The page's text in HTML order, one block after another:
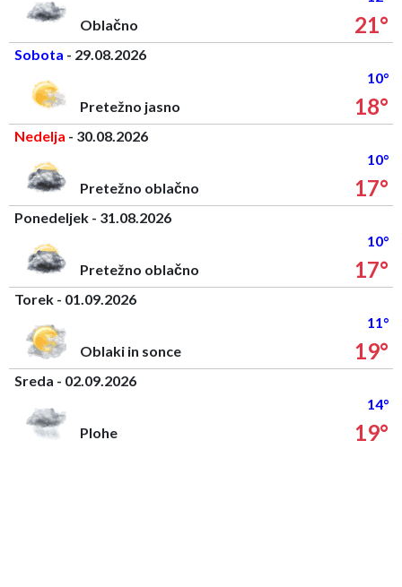
Oblačno
21°
Sobota - 29.08.2026
10°
Pretežno jasno
18°
Nedelja - 30.08.2026
10°
Pretežno oblačno
17°
Ponedeljek - 31.08.2026
10°
Pretežno oblačno
17°
Torek - 01.09.2026
11°
Oblaki in sonce
19°
Sreda - 02.09.2026
14°
Plohe
19°